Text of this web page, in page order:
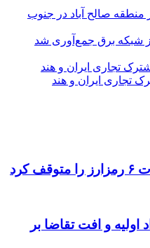
تجاری ایران و هند
و افت تقاضا بر